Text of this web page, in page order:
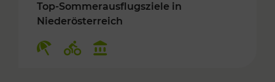
Top-Sommerausflugsziele in
Niederösterreich